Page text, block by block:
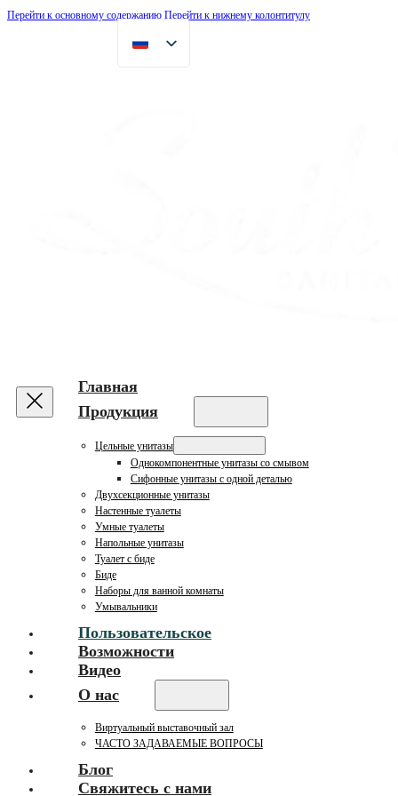
Перейти к основному содержаниюПерейти к нижнему колонтитулу
Главная
Продукция
Цельные унитазы
Однокомпонентные унитазы со смывом
Сифонные унитазы с одной деталью
Двухсекционные унитазы
Настенные туалеты
Умные туалеты
Напольные унитазы
Туалет с биде
Биде
Наборы для ванной комнаты
Умывальники
Пользовательское
Возможности
Видео
О нас
Виртуальный выставочный зал
ЧАСТО ЗАДАВАЕМЫЕ ВОПРОСЫ
Блог
Свяжитесь с нами